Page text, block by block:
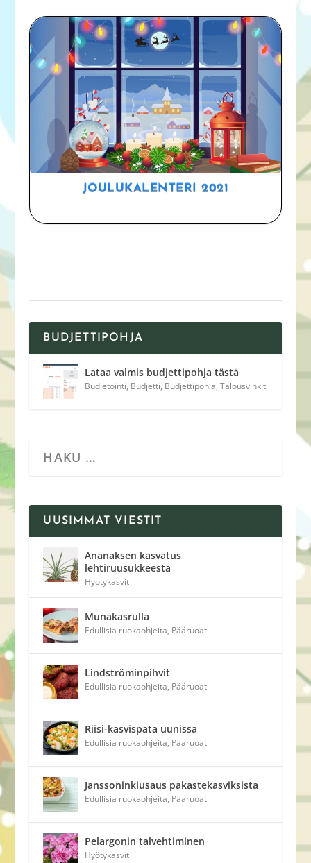
JOULUKALENTERI 2021
BUDJETTIPOHJA
Lataa valmis budjettipohja tästä
Budjetointi, Budjetti, Budjettipohja,Talousvinkit
UUSIMMAT VIESTIT
Ananaksen kasvatus
lehtiruusukkeesta
Hyötykasvit
Munakasrulla
Edullisia ruokaohjeita, Pääruoat
Lindströminpihvit
Edullisia ruokaohjeita, Pääruoat
Riisi-kasvispata uunissa
Edullisia ruokaohjeita, Pääruoat
Janssoninkiusaus pakastekasviksista
Edullisia ruokaohjeita, Pääruoat
Pelargonin talvehtiminen
Hyötykasvit